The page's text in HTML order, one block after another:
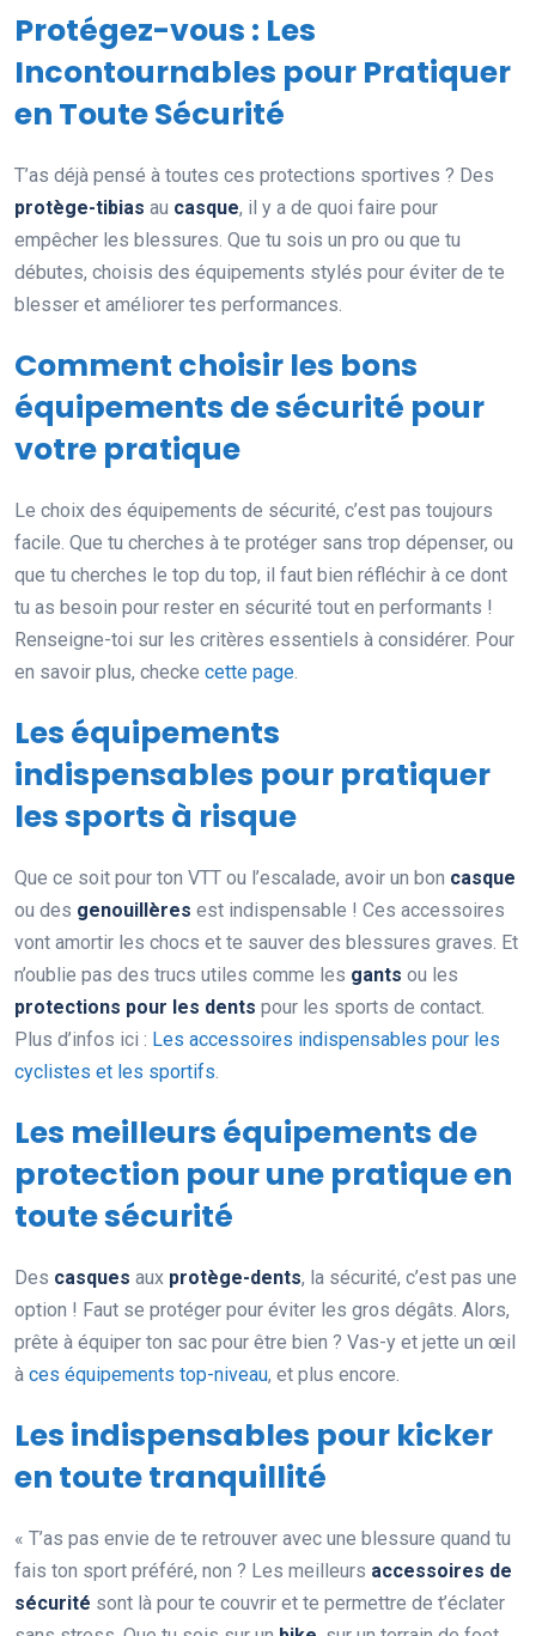
Protégez-vous : Les
Incontournables pour Pratiquer
en Toute Sécurité
T’as déjà pensé à toutes ces protections sportives ? Des
protège-tibias au casque, il y a de quoi faire pour
empêcher les blessures. Que tu sois un pro ou que tu
débutes, choisis des équipements stylés pour éviter de te
blesser et améliorer tes performances.
Comment choisir les bons
équipements de sécurité pour
votre pratique
Le choix des équipements de sécurité, c’est pas toujours
facile. Que tu cherches à te protéger sans trop dépenser, ou
que tu cherches le top du top, il faut bien réfléchir à ce dont
tu as besoin pour rester en sécurité tout en performants !
Renseigne-toi sur les critères essentiels à considérer. Pour
en savoir plus, checke cette page.
Les équipements
indispensables pour pratiquer
les sports à risque
Que ce soit pour ton VTT ou l’escalade, avoir un bon casque
ou des genouillères est indispensable ! Ces accessoires
vont amortir les chocs et te sauver des blessures graves. Et
n’oublie pas des trucs utiles comme les gants ou les
protections pour les dents pour les sports de contact.
Plus d’infos ici : Les accessoires indispensables pour les
cyclistes et les sportifs.
Les meilleurs équipements de
protection pour une pratique en
toute sécurité
Des casques aux protège-dents, la sécurité, c’est pas une
option ! Faut se protéger pour éviter les gros dégâts. Alors,
prête à équiper ton sac pour être bien ? Vas-y et jette un œil
à ces équipements top-niveau, et plus encore.
Les indispensables pour kicker
en toute tranquillité
« T’as pas envie de te retrouver avec une blessure quand tu
fais ton sport préféré, non ? Les meilleurs accessoires de
sécurité sont là pour te couvrir et te permettre de t’éclater